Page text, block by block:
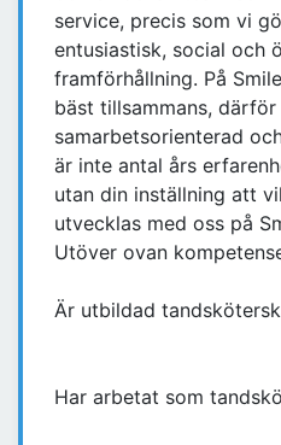
service, precis som vi
entusiastisk, social och
framförhållning. På
bäst tillsammans,
samarbetsorienterad
är inte antal års
utan din inställning att
utvecklas med oss på
Utöver ovan
Är utbildad
Har arbetat som